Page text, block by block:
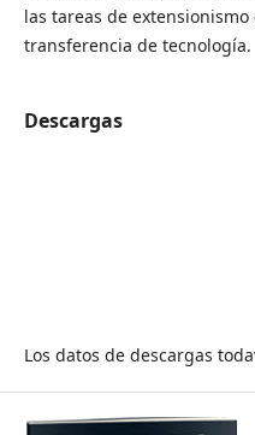
las tareas de
transferencia de tecnología.
Descargas
Los datos de descargas